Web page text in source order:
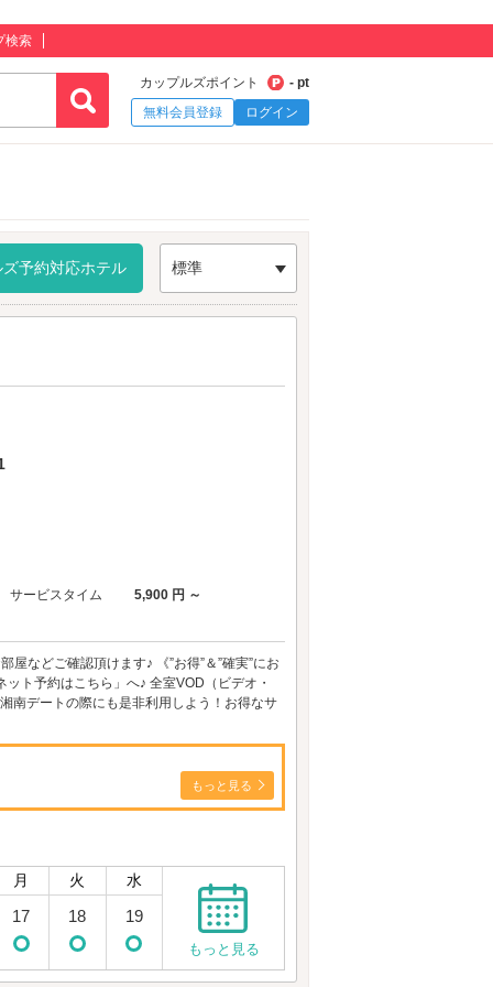
検索
カップルズポイント
- pt
無料会員登録
ログイン
予約対応ホテル 標準
サービスタイム 5,900 円 ～
などご確認頂けます♪ 《”お得”＆”確実”にお
ト予約はこちら」へ♪ 全室VOD（ビデオ・
南デートの際にも是非利用しよう！お得なサ
もっと見る
月 火 水
17 18 19
もっと見る